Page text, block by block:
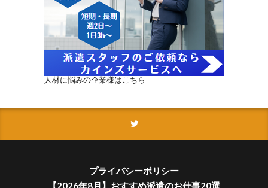
人材に悩みの企業様はこちら
プライバシーポリシー
【2026年8月】おすすめ派遣のお仕事20選